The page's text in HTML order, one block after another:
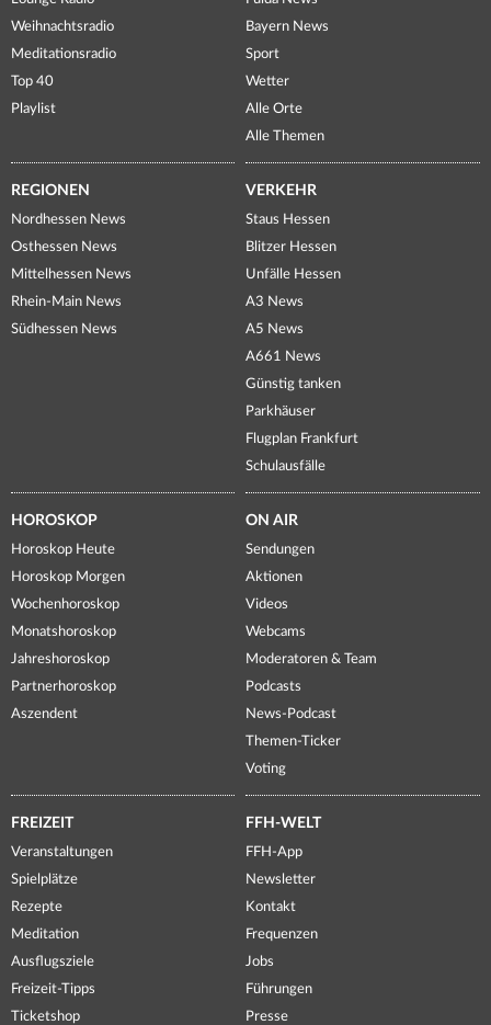
Weihnachtsradio
Meditationsradio
Top 40
Playlist
Bayern News
Sport
Wetter
Alle Orte
Alle Themen
REGIONEN
Nordhessen News
Osthessen News
Mittelhessen News
Rhein-Main News
Südhessen News
VERKEHR
Staus Hessen
Blitzer Hessen
Unfälle Hessen
A3 News
A5 News
A661 News
Günstig tanken
Parkhäuser
Flugplan Frankfurt
Schulausfälle
HOROSKOP
Horoskop Heute
Horoskop Morgen
Wochenhoroskop
Monatshoroskop
Jahreshoroskop
Partnerhoroskop
Aszendent
ON AIR
Sendungen
Aktionen
Videos
Webcams
Moderatoren & Team
Podcasts
News-Podcast
Themen-Ticker
Voting
FREIZEIT
Veranstaltungen
Spielplätze
Rezepte
Meditation
Ausflugsziele
Freizeit-Tipps
Ticketshop
FFH-WELT
FFH-App
Newsletter
Kontakt
Frequenzen
Jobs
Führungen
Presse